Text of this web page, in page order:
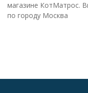
магазине КотМатрос.
по городу Москва